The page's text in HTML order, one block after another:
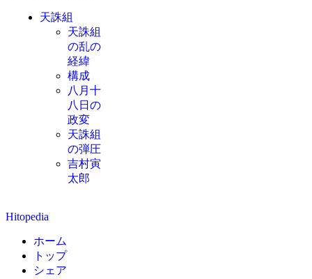
天誅組
天誅組
の乱の
経緯
構成
八月十
八日の
政変
天誅組
の弾圧
吉村寅
太郎
Hitopedia
ホーム
トップ
シェア